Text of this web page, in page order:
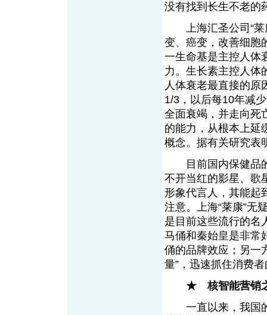
没有找到长生不老的
上海汇圣公司“莱
变、癌变，改善细胞
一生命基是主控人体
力。生长素主控人体
人体衰老最直接的原
1/3，以后每10年减
全面衰竭，并走向死
的能力，从根本上延
概念。据有关研究表
目前国内保健品的
不开当红的影星、歌
形象代言人，其能起
注意。上海“莱康”无
是目前这些流行的名
马俑和秦始皇是非常
俑的品牌效应；另一
量”，迅速抓住消费
★ 核智能营销
一直以来，我国的